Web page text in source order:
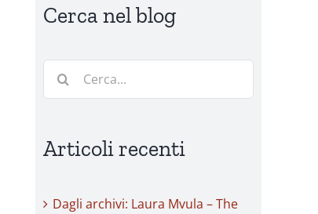
Cerca nel blog
Cerca
Articoli recenti
Dagli archivi: Laura Mvula – The